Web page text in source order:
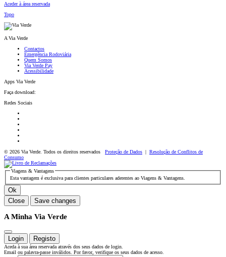
Aceder à área reservada
Topo
A Via Verde
Contactos
Emergência Rodoviária
Quem Somos
Via Verde Pay
Acessibilidade
Apps Via Verde
Faça download:
Redes Sociais
© 2026 Via Verde. Todos os direitos reservados Proteção de Dados | Resolução de Conflitos de
Consumo
Viagens & Vantagens
Esta vantagem é exclusiva para clientes particulares aderentes ao Viagens & Vantagens.
Ok
Close
Save changes
A Minha Via Verde
Login Registo
Aceda à sua área reservada através dos seus dados de login.
Email ou palavra-passe inválidos. Por favor, verifique os seus dados de acesso.